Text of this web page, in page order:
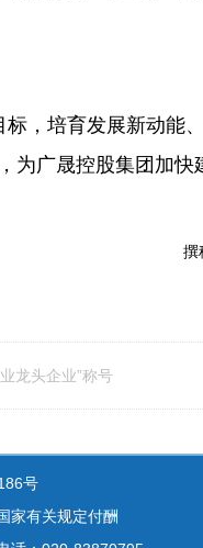
，培育发展新动能
为广晟控股集团加快
撰
龙头企业”称号
号
家有关规定付酬